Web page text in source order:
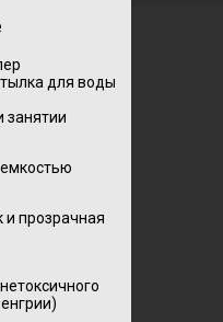
для воды
занятии
прозрачная